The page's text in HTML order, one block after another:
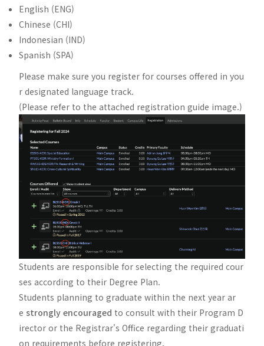
English (ENG)
Chinese (CHI)
Indonesian (IND)
Spanish (SPA)
Please make sure you register for courses offered in you
r designated language track.
(Please refer to the attached registration guide image.)
Students are responsible for selecting the required cour
ses according to their Degree Plan.
Students planning to graduate within the next year ar
e strongly encouraged to consult with their Program D
irector or the Registrar's Office regarding their graduati
on requirements before registering.